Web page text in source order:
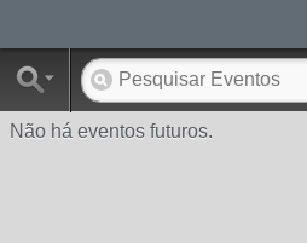
Não há eventos futuros.